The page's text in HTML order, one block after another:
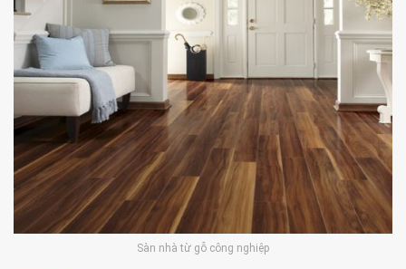
Sàn nhà từ gỗ công nghiệp